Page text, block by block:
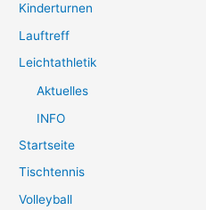
Kinderturnen
Lauftreff
Leichtathletik
Aktuelles
INFO
Startseite
Tischtennis
Volleyball